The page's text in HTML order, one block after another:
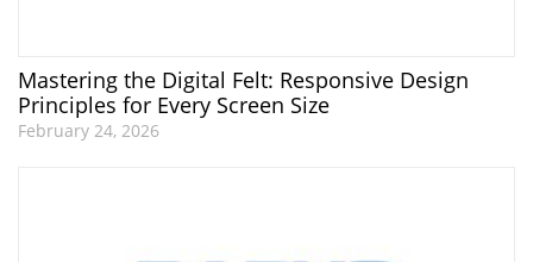
Mastering the Digital Felt: Responsive Design
Principles for Every Screen Size
February 24, 2026